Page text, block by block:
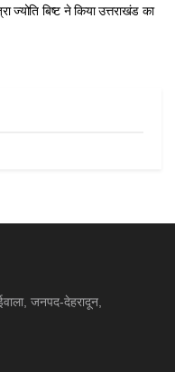
ज्योति बिष्ट ने किया उत्तराखंड का
जनपद-देहरादून,